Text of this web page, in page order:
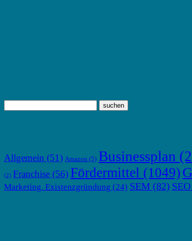
Allgemein (51) Amazon (5) Businessplan
(2) Franchise (56) Fördermittel (1049)
Marketing. Existenzgründung (24) SEM (82) SEO